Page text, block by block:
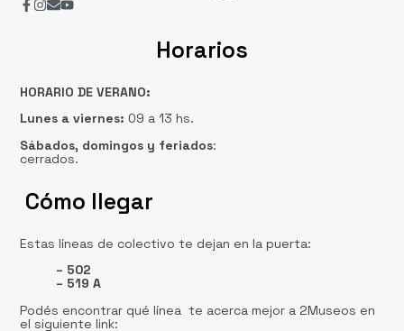
Cómo llegar
Horarios
HORARIO DE VERANO:
Lunes a viernes: 09 a 13 hs.
Sábados, domingos y feriados:
cerrados.
Estas líneas de colectivo te dejan en la puerta:
– 502
– 519 A
Podés encontrar qué línea te acerca mejor a 2Museos en
el siguiente link: